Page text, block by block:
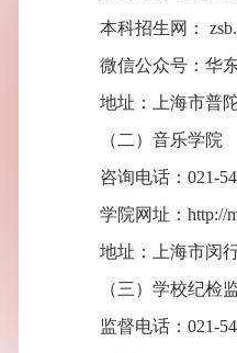
本科招生网：
微信公众号：华
地址：上海市普
（二）音乐学院
咨询电话：021-
学院网址：http://
地址：上海市闵
（三）学校纪检
监督电话：021-